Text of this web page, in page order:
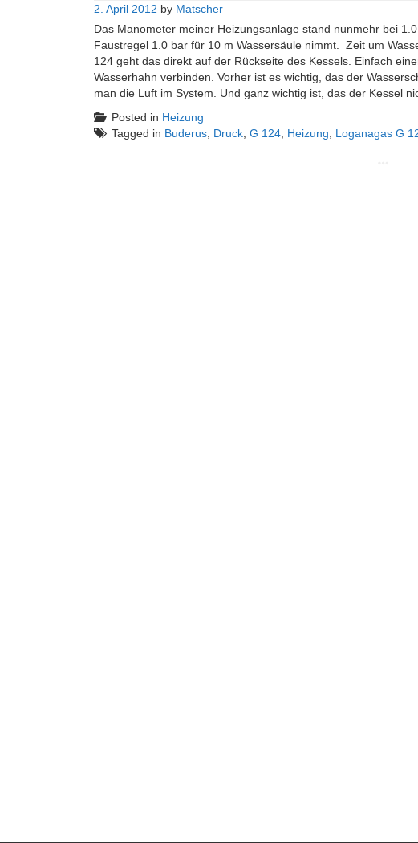
2. April 2012 by Matscher
Das Manometer meiner Heizungsanlage stand nunmehr bei
Faustregel 1.0 bar für 10 m Wassersäule nimmt. Zeit um
124 geht das direkt auf der Rückseite des Kessels. Einfach
Wasserhahn verbinden. Vorher ist es wichtig, das der
man die Luft im System. Und ganz wichtig ist, das der Kessel
Posted in Heizung
Tagged in Buderus Druck G 124 Heizung Loganagas G